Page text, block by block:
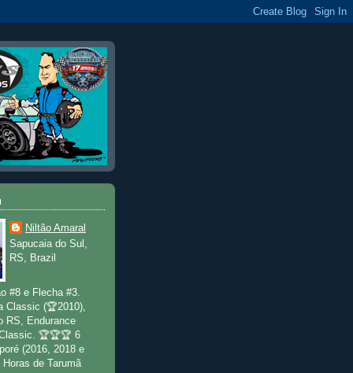
Niltão Amaral
Sapucaia do Sul,
RS, Brazil
#8 e Flecha #3.
Classic (🏆2010),
RS, Endurance
🏆🏆🏆 6
(2016, 2018 e
de Tarumã